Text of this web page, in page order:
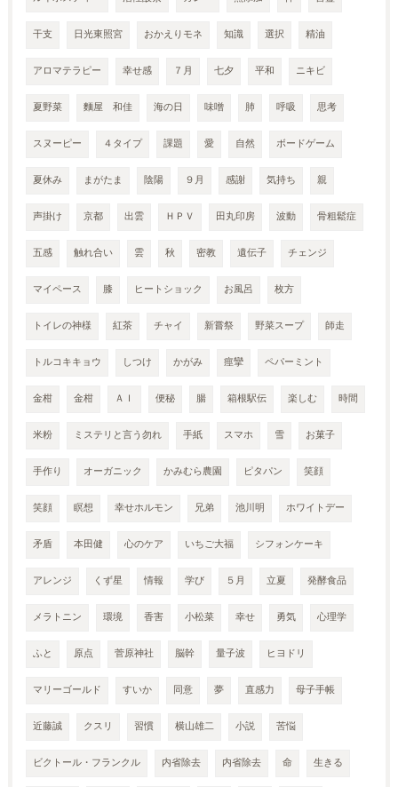
干支 日光東照宮 おかえりモネ 知識 選択 精油
アロマテラピー 幸せ感 ７月 七夕 平和 ニキビ
夏野菜 麵屋 和佳 海の日 味噌 肺 呼吸 思考
スヌーピー ４タイプ 課題 愛 自然 ボードゲーム
夏休み まがたま 陰陽 ９月 感謝 気持ち 親
声掛け 京都 出雲 ＨＰＶ 田丸印房 波動 骨粗鬆症
五感 触れ合い 雲 秋 密教 遺伝子 チェンジ
マイペース 膝 ヒートショック お風呂 枚方
トイレの神様 紅茶 チャイ 新嘗祭 野菜スープ 師走
トルコキキョウ しつけ かがみ 痙攣 ペパーミント
金柑 金柑 ＡＩ 便秘 腸 箱根駅伝 楽しむ 時間
米粉 ミステリと言う勿れ 手紙 スマホ 雪 お菓子
手作り オーガニック かみむら農園 ピタパン 笑顔
笑顔 瞑想 幸せホルモン 兄弟 池川明 ホワイトデー
矛盾 本田健 心のケア いちご大福 シフォンケーキ
アレンジ くず星 情報 学び ５月 立夏 発酵食品
メラトニン 環境 香害 小松菜 幸せ 勇気 心理学
ふと 原点 菅原神社 脳幹 量子波 ヒヨドリ
マリーゴールド すいか 同意 夢 直感力 母子手帳
近藤誠 クスリ 習慣 横山雄二 小説 苦悩
ビクトール・フランクル 内省除去 内省除去 命 生きる